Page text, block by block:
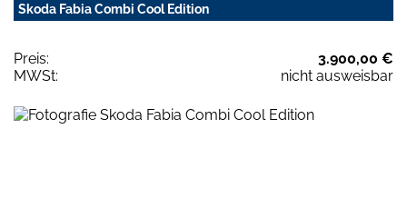
Skoda Fabia Combi Cool Edition
Preis:
3.900,00 €
MWSt:
nicht ausweisbar